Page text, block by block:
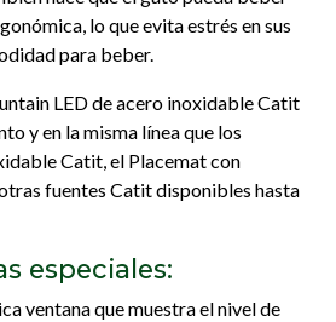
lo que evita estrés en sus
para beber.
LED de acero inoxidable Catit
y en la misma línea que los
Catit, el Placemat con
fuentes Catit disponibles hasta
especiales:
ventana que muestra el nivel de